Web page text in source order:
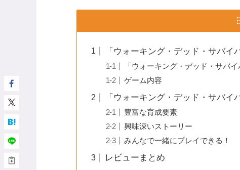
「ウォーキング・デッド・サバイ
「ウォーキング・デッド・サバ
ゲーム内容
「ウォーキング・デッド・サバイ
豊富な育成要素
興味深いストーリー
みんなで一緒にプレイできる！
レビューまとめ